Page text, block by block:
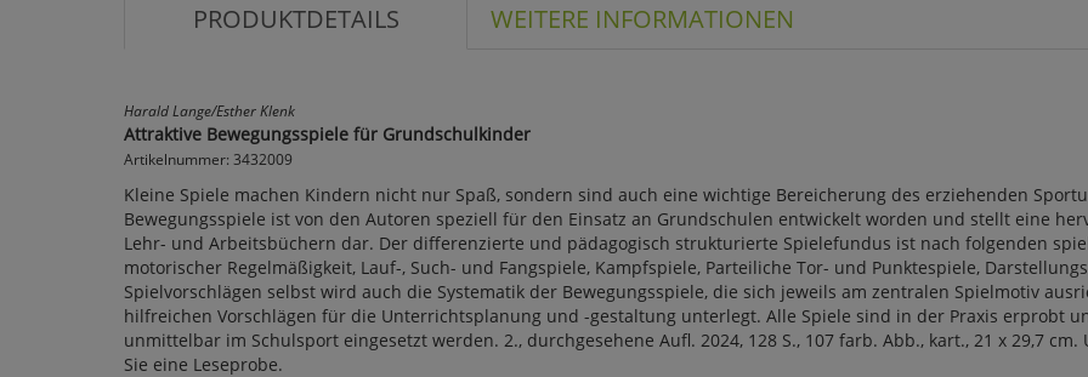
PRODUKTDETAILS WEITERE INFORMATIONEN
Harald Lange/Esther Klenk
Attraktive Bewegungsspiele für Grundschulkinder
Artikelnummer: 3432009
Kleine Spiele machen Kindern nicht nur Spaß, sondern sind auch eine wichtige Bereicherung des erziehenden
Bewegungsspiele ist von den Autoren speziell für den Einsatz an Grundschulen entwickelt worden und stellt eine
Lehr- und Arbeitsbüchern dar. Der differenzierte und pädagogisch strukturierte Spielefundus ist nach folgenden
motorischer Regelmäßigkeit, Lauf-, Such- und Fangspiele, Kampfspiele, Parteiliche Tor- und Punktespiele,
Spielvorschlägen selbst wird auch die Systematik der Bewegungsspiele, die sich jeweils am zentralen Spielmotiv
hilfreichen Vorschlägen für die Unterrichtsplanung und -gestaltung unterlegt. Alle Spiele sind in der Praxis erprobt
unmittelbar im Schulsport eingesetzt werden. 2., durchgesehene Aufl. 2024, 128 S., 107 farb. Abb., kart., 21 x 29,7 cm.
Sie eine Leseprobe.